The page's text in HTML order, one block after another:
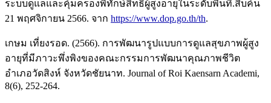
ระบบดูแลและคุ้มครองพิทักษ์สิทธิ์ผู้สูงอายุในระดับพื้นที่.สืบค้น
21 พฤศจิกายน 2566. จาก https://www.dop.go.th/th.
เกษม เที่ยงรอด. (2566). การพัฒนารูปแบบการดูแลสุขภาพผู้สูง
อายุที่มีภาวะพึ่งพิงของคณะกรรมการพัฒนาคุณภาพชีวิต
อำเภอวัดสิงห์ จังหวัดชัยนาท. Journal of Roi Kaensarn Academi,
8(6), 252-264.